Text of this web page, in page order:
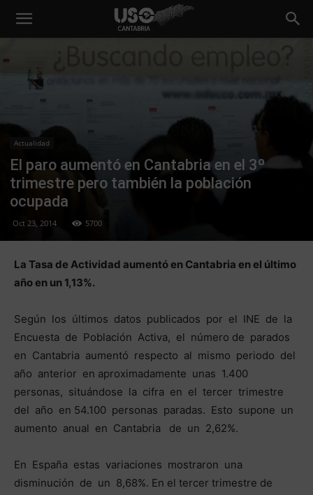
Actualidad
El paro aumentó en Cantabria en el 3º
trimestre pero también la población
ocupada
Oct 23, 2014 5700
La Tasa de Actividad aumentó en Cantabria en el último
año en un 1,13%.
Según los últimos datos publicados por el INE de la
Encuesta de Población Activa, el número de parados
en Cantabria aumentó respecto al mismo periodo del
año anterior en aproximadamente unas 1.400
personas, situándose la cifra en el tercer trimestre
del año en 54.100 personas paradas. Esto supone un
aumento anual en Cantabria de un 2,62%.
En España estas variaciones mostraron una
disminución de un 8,68%. En el tercer trimestre de